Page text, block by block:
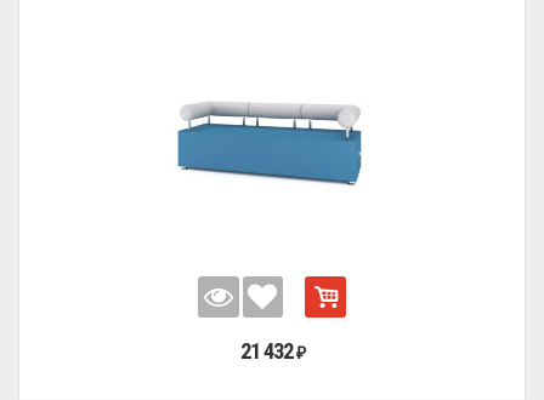
21 432 ₽